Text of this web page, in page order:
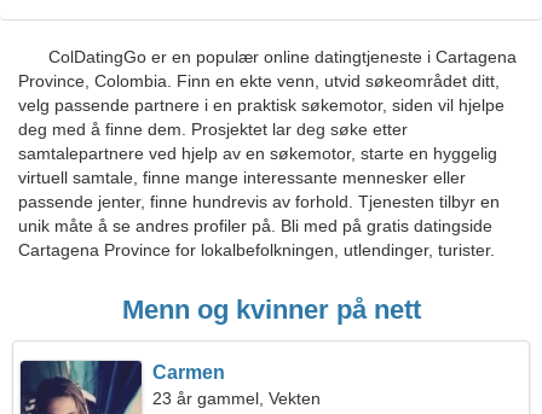
ColDatingGo er en populær online datingtjeneste i Cartagena
Province, Colombia. Finn en ekte venn, utvid søkeområdet ditt,
velg passende partnere i en praktisk søkemotor, siden vil hjelpe
deg med å finne dem. Prosjektet lar deg søke etter
samtalepartnere ved hjelp av en søkemotor, starte en hyggelig
virtuell samtale, finne mange interessante mennesker eller
passende jenter, finne hundrevis av forhold. Tjenesten tilbyr en
unik måte å se andres profiler på. Bli med på gratis datingside
Cartagena Province for lokalbefolkningen, utlendinger, turister.
Menn og kvinner på nett
Carmen
23 år gammel, Vekten